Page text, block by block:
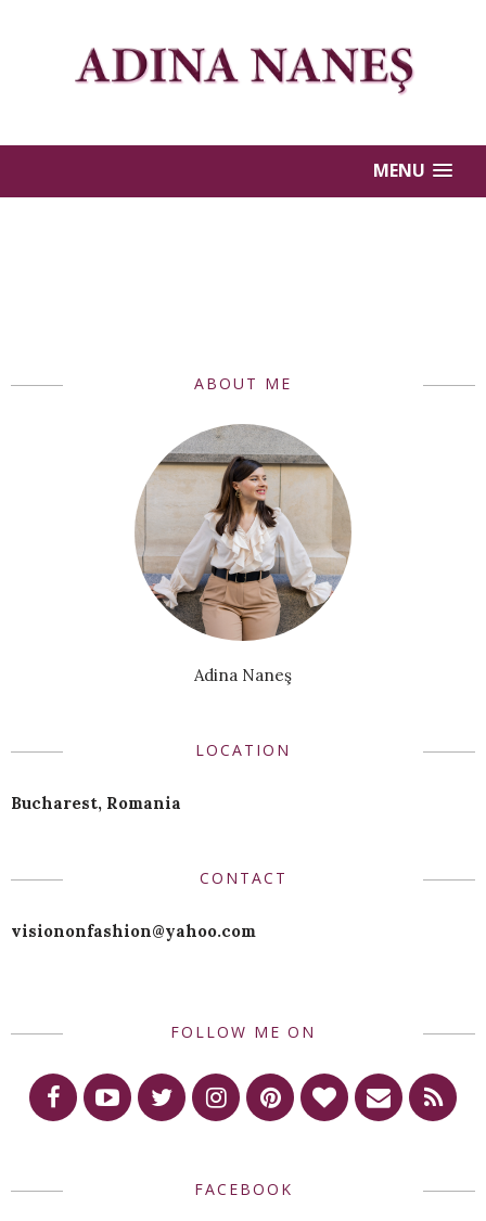
MENU
ABOUT ME
Adina Naneş
LOCATION
Bucharest, Romania
CONTACT
visiononfashion@yahoo.com
FOLLOW ME ON
FACEBOOK